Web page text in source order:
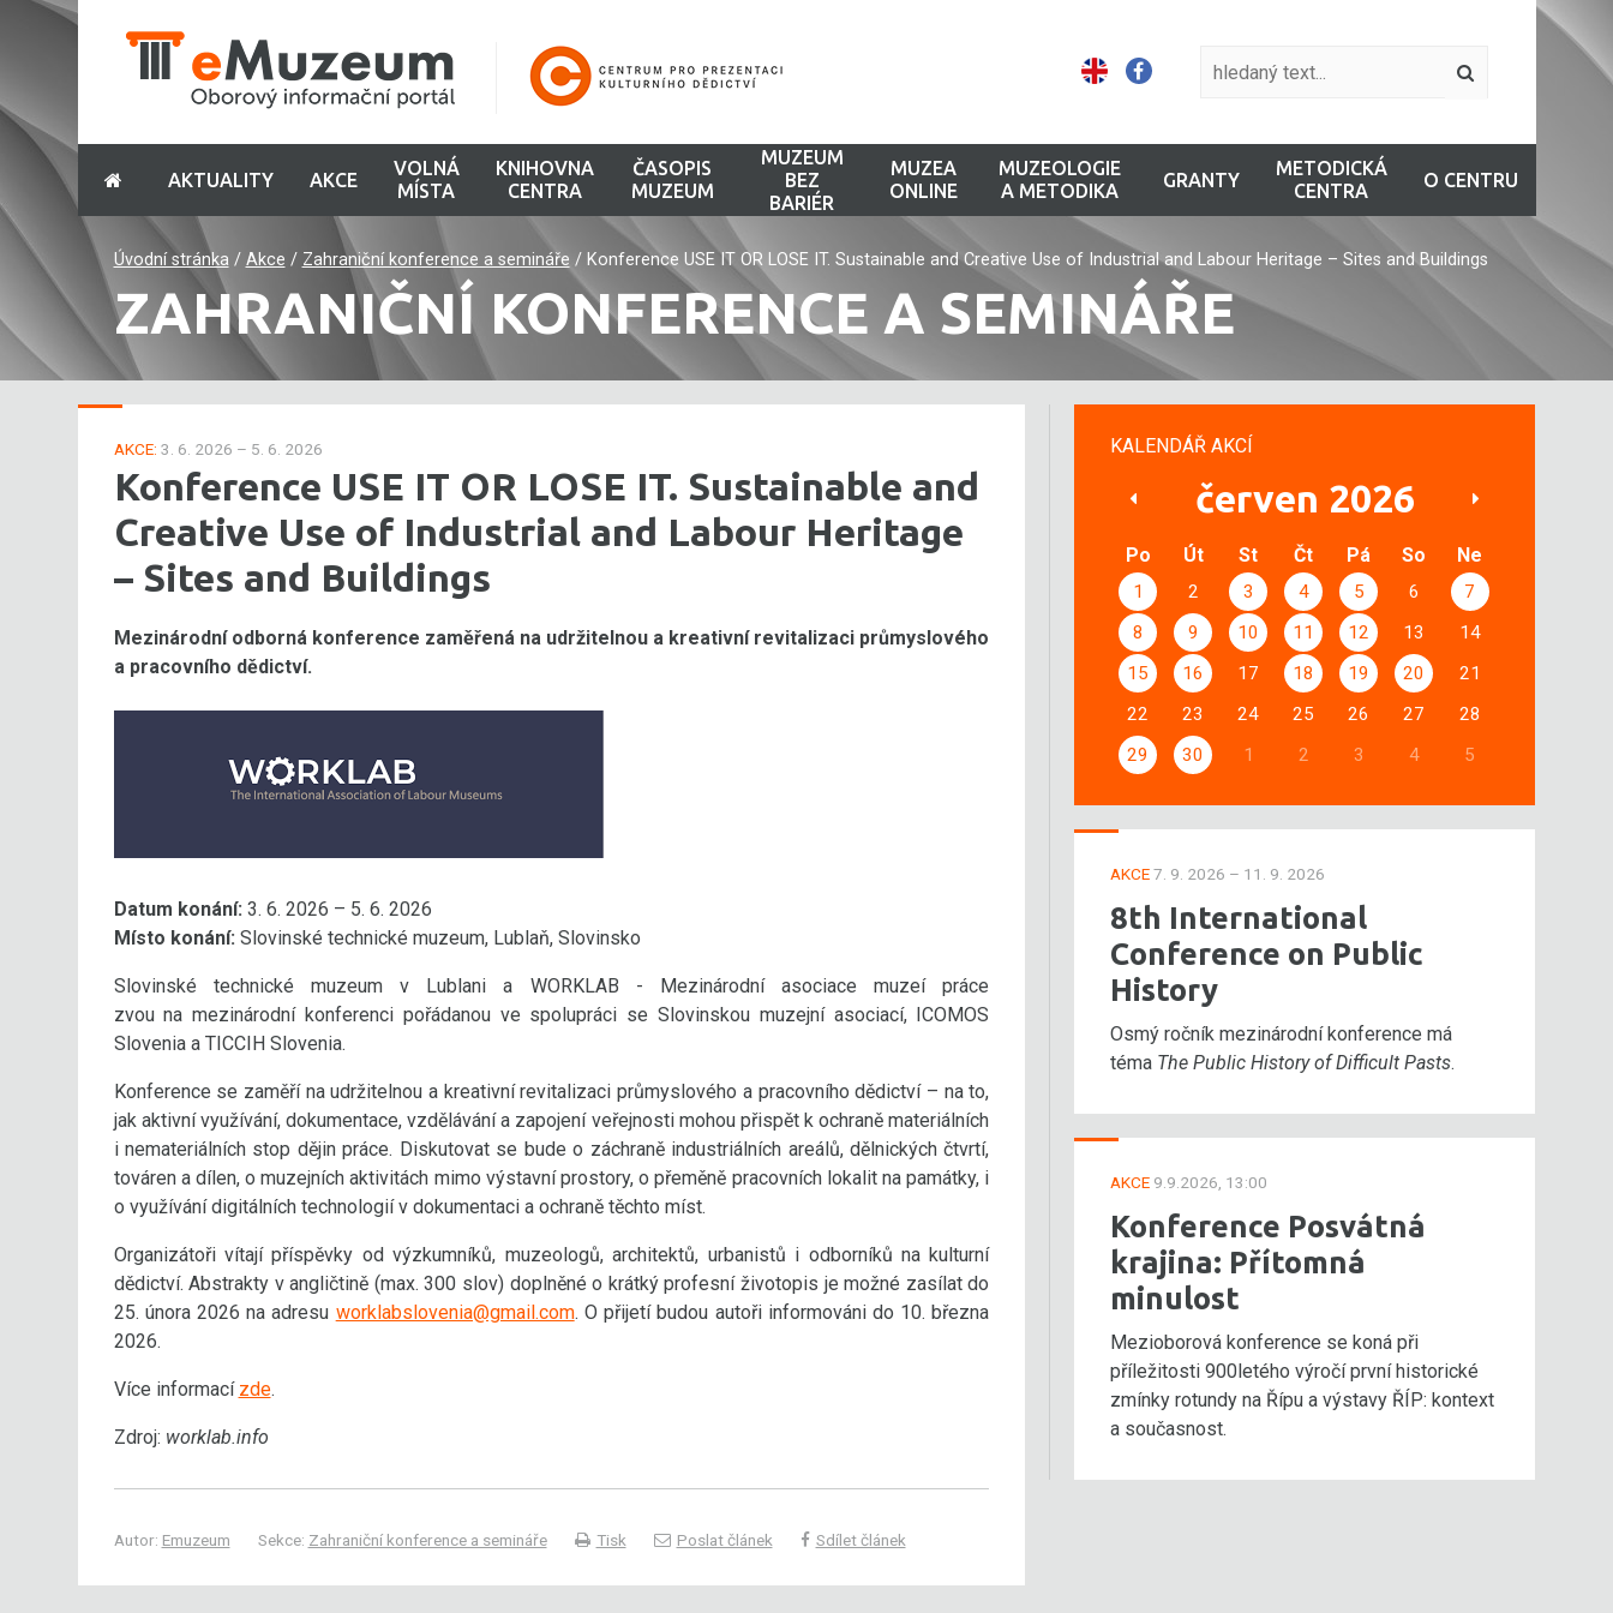
AKTUALITY AKCE
VOLNÁ
MÍSTA
KNIHOVNA
CENTRA
ČASOPIS
MUZEUM
MUZEUM
BEZ
BARIÉR
MUZEA
ONLINE
MUZEOLOGIE
A METODIKA
GRANTY
METODICKÁ
CENTRA
O CENTRU
Úvodní stránka/ Akce / Zahraniční konference a semináře / Konference USE IT OR LOSE IT. Sustainable and Creative Use of Industrial and Labour Heritage – Sites and Buildings
ZAHRANIČNÍ KONFERENCE A SEMINÁŘE
AKCE: 3. 6. 2026 – 5. 6. 2026
Konference USE IT OR LOSE IT. Sustainable and
Creative Use of Industrial and Labour Heritage
– Sites and Buildings
Mezinárodní odborná konference zaměřená na udržitelnou a kreativní revitalizaci průmyslového
a pracovního dědictví.
Datum konání: 3. 6. 2026 – 5. 6. 2026
Místo konání: Slovinské technické muzeum, Lublaň, Slovinsko
Slovinské technické muzeum v Lublani a WORKLAB - Mezinárodní asociace muzeí práce
zvou na mezinárodní konferenci pořádanou ve spolupráci se Slovinskou muzejní asociací, ICOMOS
Slovenia a TICCIH Slovenia.
Konference se zaměří na udržitelnou a kreativní revitalizaci průmyslového a pracovního dědictví – na to,
jak aktivní využívání, dokumentace, vzdělávání a zapojení veřejnosti mohou přispět k ochraně materiálních
i nemateriálních stop dějin práce. Diskutovat se bude o záchraně industriálních areálů, dělnických čtvrtí,
továren a dílen, o muzejních aktivitách mimo výstavní prostory, o přeměně pracovních lokalit na památky, i
o využívání digitálních technologií v dokumentaci a ochraně těchto míst.
Organizátoři vítají příspěvky od výzkumníků, muzeologů, architektů, urbanistů i odborníků na kulturní
dědictví. Abstrakty v angličtině (max. 300 slov) doplněné o krátký profesní životopis je možné zasílat do
25. února 2026 na adresu worklabslovenia@gmail.com. O přijetí budou autoři informováni do 10. března
2026.
Více informací zde.
Zdroj: worklab.info
Autor: Emuzeum Sekce: Zahraniční konference a semináře Tisk Poslat článek Sdílet článek
KALENDÁŘ AKCÍ
červen 2026
Po Út St Čt Pá So Ne
1 2 3 4 5 6
7
8
9 10 11 12 13
14
15
16 17 18 19 20
21
22
23 24 25 26 27
28
29
30 1 2 3 4 5
AKCE7. 9. 2026 – 11. 9. 2026
8th International
Conference on Public
History
Osmý ročník mezinárodní konference má
téma The Public History of Difficult Pasts.
AKCE 9.9.2026, 13:00
Konference Posvátná
krajina: Přítomná
minulost
Mezioborová konference se koná při
příležitosti 900letého výročí první historické
zmínky rotundy na Řípu a výstavy ŘÍP: kontext
a současnost.